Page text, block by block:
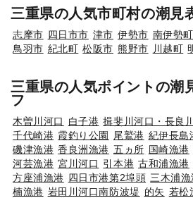
三重県の人気市町村の潮見
志摩市 四日市市 津市 伊勢市 南伊勢町
鳥羽市 紀北町 松阪市 熊野市 川越町
三重県の人気ポイントの潮
フ
木曽川河口 白子港 揖斐川河口・長良
千代崎港 霞釣り公園 尾鷲港 紀伊長島
磯津漁港 香良洲漁港 五ヵ所 国崎漁港
河芸漁港 宮川河口 引本港 古和浦漁港
方座浦漁港 四日市港第2埠頭 三木浦漁
楠漁港 岩田川河口南防波堤 的矢 若松